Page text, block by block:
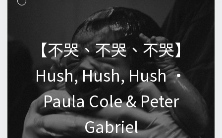
【不哭、不哭、不哭】
Hush, Hush, Hush •
Paula Cole & Peter
Gabriel
【不哭、不哭、不哭】
Hush, Hush, Hush •
Paula Cole & Peter
Gabriel